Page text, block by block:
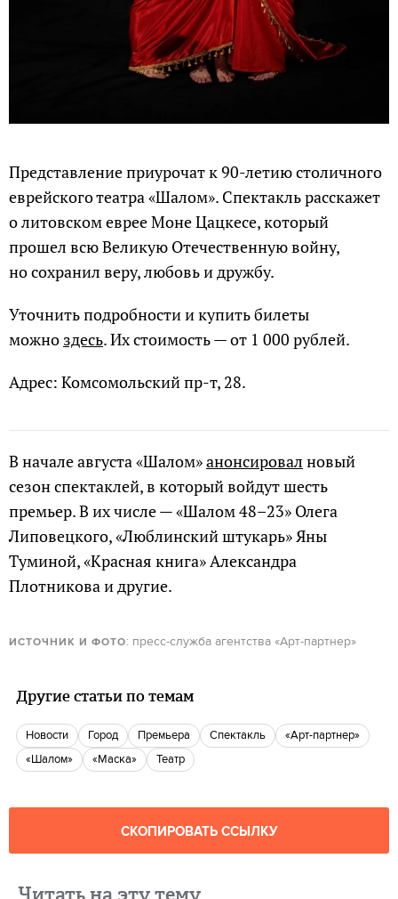
Представление приурочат к 90-летию столичного
еврейского театра «Шалом». Спектакль расскажет
о литовском еврее Моне Цацкесе, который
прошел всю Великую Отечественную войну,
но сохранил веру, любовь и дружбу.
Уточнить подробности и купить билеты
можно здесь. Их стоимость — от 1 000 рублей.
Адрес: Комсомольский пр-т, 28.
В начале августа «Шалом»анонсировал новый
сезон спектаклей, в который войдут шесть
премьер. В их числе — «Шалом 48–23» Олега
Липовецкого, «Люблинский штукарь» Яны
Туминой, «Красная книга» Александра
Плотникова и другие.
ИСТОЧНИК И ФОТО: пресс-служба агентства «Арт-партнер»
Другие статьи по темам
новости город Премьера Спектакль
«Арт-партнер»
«Шалом»
«Маска» Театр
СКОПИРОВАТЬ ССЫЛКУ